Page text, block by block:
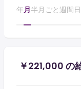
年月半月ごと週間日
￥221,000 の